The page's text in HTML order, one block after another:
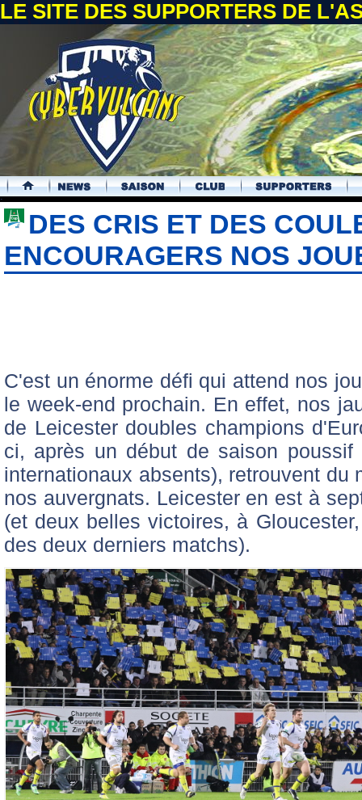
LE SITE DES SUPPORTERS DE
.
DES CRIS ET DES
ENCOURAGERS NOS
C'est un énorme défi qui attend nos
le week-end prochain. En effet, nos
de Leicester doubles champions
ci, après un début de saison
internationaux absents), retrouvent du
nos auvergnats. Leicester en est à
(et deux belles victoires, à
des deux derniers matchs).